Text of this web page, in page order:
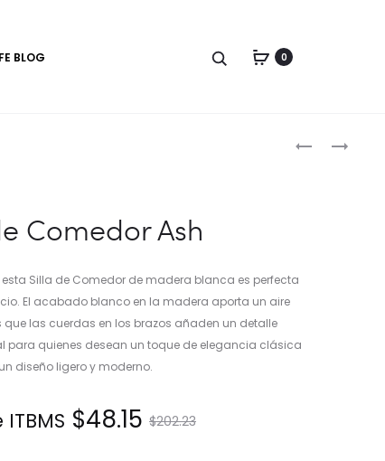
BLOG 0
Comedor Ash
Silla de Comedor de madera blanca es perfecta
El acabado blanco en la madera aporta un aire
las cuerdas en los brazos añaden un detalle
para quienes desean un toque de elegancia clásica
diseño ligero y moderno.
$202.23
El
$48.15
El